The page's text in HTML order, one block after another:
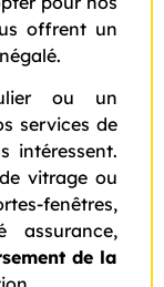
offrent un
ou un
services de
intéressent.
vitrage ou
fenêtres,
assurance,
de la